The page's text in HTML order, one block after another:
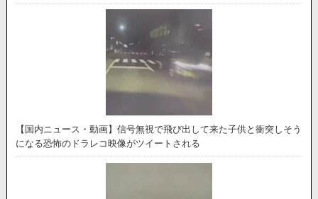
【国内ニュース・動画】信号無視で飛び出して来た子供と衝突しそう
になる恐怖のドラレコ映像がツイートされる